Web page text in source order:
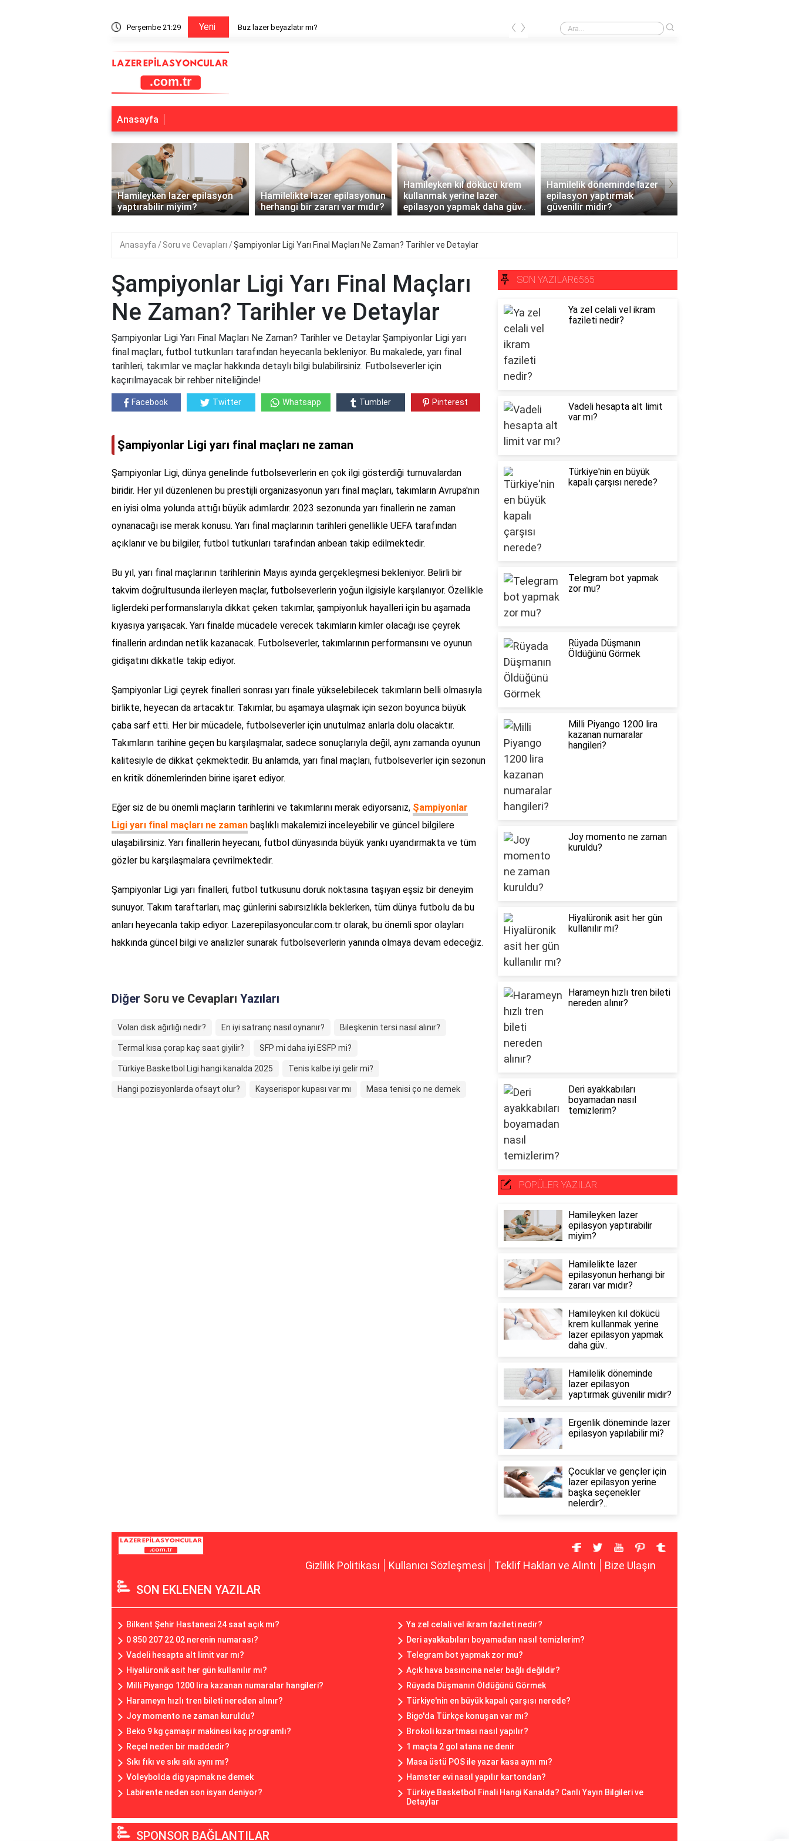
Perşembe 21:29 Yeni Alerji varken lazer yapılır mı? Alexandrite lazer kimler kullanamaz?
‹ ›
Anasayfa
Hamileyken lazer epilasyon
yaptırabilir miyim?
Hamilelikte lazer epilasyonun
herhangi bir zararı var mıdır?
Hamileyken kıl dökücü krem
kullanmak yerine lazer
epilasyon yapmak daha güv..
Hamilelik döneminde lazer
epilasyon yaptırmak
güvenilir midir?
‹ ›
Anasayfa Soru ve Cevapları Şampiyonlar Ligi Yarı Final Maçları Ne Zaman? Tarihler ve Detaylar
Şampiyonlar Ligi Yarı Final Maçları
Ne Zaman? Tarihler ve Detaylar
Şampiyonlar Ligi Yarı Final Maçları Ne Zaman? Tarihler ve Detaylar Şampiyonlar Ligi yarı
final maçları, futbol tutkunları tarafından heyecanla bekleniyor. Bu makalede, yarı final
tarihleri, takımlar ve maçlar hakkında detaylı bilgi bulabilirsiniz. Futbolseverler için
kaçırılmayacak bir rehber niteliğinde!
Facebook Twitter Whatsapp Tumbler Pinterest
Şampiyonlar Ligi yarı final maçları ne zaman
Şampiyonlar Ligi, dünya genelinde futbolseverlerin en çok ilgi gösterdiği turnuvalardan
biridir. Her yıl düzenlenen bu prestijli organizasyonun yarı final maçları, takımların Avrupa'nın
en iyisi olma yolunda attığı büyük adımlardır. 2023 sezonunda yarı finallerin ne zaman
oynanacağı ise merak konusu. Yarı final maçlarının tarihleri genellikle UEFA tarafından
açıklanır ve bu bilgiler, futbol tutkunları tarafından anbean takip edilmektedir.
Bu yıl, yarı final maçlarının tarihlerinin Mayıs ayında gerçekleşmesi bekleniyor. Belirli bir
takvim doğrultusunda ilerleyen maçlar, futbolseverlerin yoğun ilgisiyle karşılanıyor. Özellikle
liglerdeki performanslarıyla dikkat çeken takımlar, şampiyonluk hayalleri için bu aşamada
kıyasıya yarışacak. Yarı finalde mücadele verecek takımların kimler olacağı ise çeyrek
finallerin ardından netlik kazanacak. Futbolseverler, takımlarının performansını ve oyunun
gidişatını dikkatle takip ediyor.
Şampiyonlar Ligi çeyrek finalleri sonrası yarı finale yükselebilecek takımların belli olmasıyla
birlikte, heyecan da artacaktır. Takımlar, bu aşamaya ulaşmak için sezon boyunca büyük
çaba sarf etti. Her bir mücadele, futbolseverler için unutulmaz anlarla dolu olacaktır.
Takımların tarihine geçen bu karşılaşmalar, sadece sonuçlarıyla değil, aynı zamanda oyunun
kalitesiyle de dikkat çekmektedir. Bu anlamda, yarı final maçları, futbolseverler için sezonun
en kritik dönemlerinden birine işaret ediyor.
Eğer siz de bu önemli maçların tarihlerini ve takımlarını merak ediyorsanız, Şampiyonlar
Ligi yarı final maçları ne zaman başlıklı makalemizi inceleyebilir ve güncel bilgilere
ulaşabilirsiniz. Yarı finallerin heyecanı, futbol dünyasında büyük yankı uyandırmakta ve tüm
gözler bu karşılaşmalara çevrilmektedir.
Şampiyonlar Ligi yarı finalleri, futbol tutkusunu doruk noktasına taşıyan eşsiz bir deneyim
sunuyor. Takım taraftarları, maç günlerini sabırsızlıkla beklerken, tüm dünya futbolu da bu
anları heyecanla takip ediyor. Lazerepilasyoncular.com.tr olarak, bu önemli spor olayları
hakkında güncel bilgi ve analizler sunarak futbolseverlerin yanında olmaya devam edeceğiz.
Diğer Soru ve Cevapları Yazıları
Volan disk ağırlığı nedir? En iyi satranç nasıl oynanır? Bileşkenin tersi nasıl alınır?
Termal kısa çorap kaç saat giyilir? SFP mi daha iyi ESFP mi?
Türkiye Basketbol Ligi hangi kanalda 2025 Tenis kalbe iyi gelir mi?
Hangi pozisyonlarda ofsayt olur? Kayserispor kupası var mı Masa tenisi ço ne demek
SON YAZILAR6565
Ya zel celali vel ikram
fazileti nedir?
Vadeli hesapta alt limit
var mı?
Türkiye'nin en büyük
kapalı çarşısı nerede?
Telegram bot yapmak
zor mu?
Rüyada Düşmanın
Öldüğünü Görmek
Milli Piyango 1200 lira
kazanan numaralar
hangileri?
Joy momento ne zaman
kuruldu?
Hiyalüronik asit her gün
kullanılır mı?
Harameyn hızlı tren bileti
nereden alınır?
Deri ayakkabıları
boyamadan nasıl
temizlerim?
POPÜLER YAZILAR
Hamileyken lazer
epilasyon yaptırabilir
miyim?
Hamilelikte lazer
epilasyonun herhangi bir
zararı var mıdır?
Hamileyken kıl dökücü
krem kullanmak yerine
lazer epilasyon yapmak
daha güv..
Hamilelik döneminde
lazer epilasyon
yaptırmak güvenilir midir?
Ergenlik döneminde lazer
epilasyon yapılabilir mi?
Çocuklar ve gençler için
lazer epilasyon yerine
başka seçenekler
nelerdir?..
Gizlilik Politikası Kullanıcı Sözleşmesi Teklif Hakları ve Alıntı Bize Ulaşın
SON EKLENEN YAZILAR
Bilkent Şehir Hastanesi 24 saat açık mı?
Ya zel celali vel ikram fazileti nedir?
0 850 207 22 02 nerenin numarası?
Deri ayakkabıları boyamadan nasıl temizlerim?
Vadeli hesapta alt limit var mı?
Telegram bot yapmak zor mu?
Hiyalüronik asit her gün kullanılır mı?
Açık hava basıncına neler bağlı değildir?
Milli Piyango 1200 lira kazanan numaralar hangileri?
Rüyada Düşmanın Öldüğünü Görmek
Harameyn hızlı tren bileti nereden alınır?
Türkiye'nin en büyük kapalı çarşısı nerede?
Joy momento ne zaman kuruldu?
Bigo'da Türkçe konuşan var mı?
Beko 9 kg çamaşır makinesi kaç programlı?
Brokoli kızartması nasıl yapılır?
Reçel neden bir maddedir?
1 maçta 2 gol atana ne denir
Sıkı fıkı ve sıkı sıkı aynı mı?
Masa üstü POS ile yazar kasa aynı mı?
Voleybolda dig yapmak ne demek
Hamster evi nasıl yapılır kartondan?
Labirente neden son isyan deniyor?
Türkiye Basketbol Finali Hangi Kanalda? Canlı Yayın Bilgileri ve
Detaylar
SPONSOR BAĞLANTILAR